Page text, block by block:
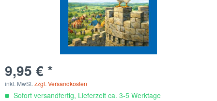
9,95 € *
inkl. MwSt.zzgl. Versandkosten
Sofort versandfertig, Lieferzeit ca. 3-5 Werktage